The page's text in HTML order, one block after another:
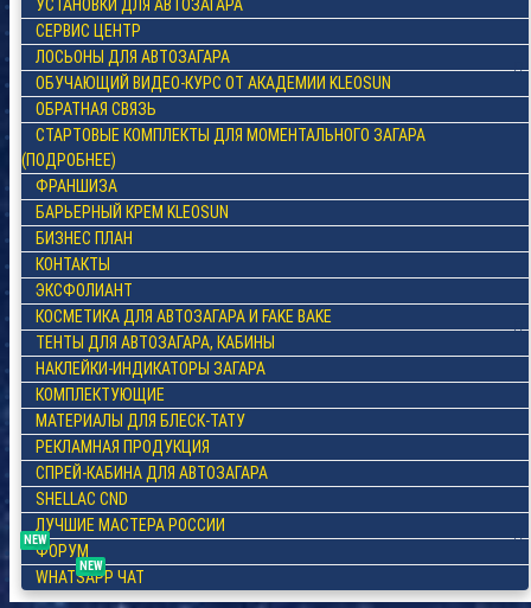
УСТАНОВКИ ДЛЯ АВТОЗАГАРА
СЕРВИС ЦЕНТР
ЛОСЬОНЫ ДЛЯ АВТОЗАГАРА
ОБУЧАЮЩИЙ ВИДЕО-КУРС ОТ АКАДЕМИИ KLEOSUN
ОБРАТНАЯ СВЯЗЬ
СТАРТОВЫЕ КОМПЛЕКТЫ ДЛЯ МОМЕНТАЛЬНОГО ЗАГАРА
(ПОДРОБНЕЕ)
ФРАНШИЗА
БАРЬЕРНЫЙ КРЕМ KLEOSUN
БИЗНЕС ПЛАН
КОНТАКТЫ
ЭКСФОЛИАНТ
КОСМЕТИКА ДЛЯ АВТОЗАГАРА И FAKE BAKE
ТЕНТЫ ДЛЯ АВТОЗАГАРА, КАБИНЫ
НАКЛЕЙКИ-ИНДИКАТОРЫ ЗАГАРА
КОМПЛЕКТУЮЩИЕ
МАТЕРИАЛЫ ДЛЯ БЛЕСК-ТАТУ
РЕКЛАМНАЯ ПРОДУКЦИЯ
СПРЕЙ-КАБИНА ДЛЯ АВТОЗАГАРА
SHELLAC CND
ЛУЧШИЕ МАСТЕРА РОССИИ
NEW
ФОРУМ
NEW
WHATSAPP ЧАТ